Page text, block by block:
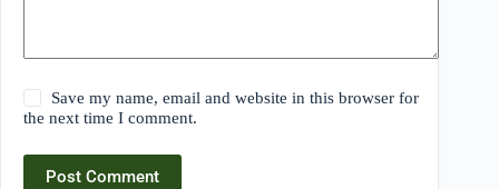
Save my name, email and website in this browser for
the next time I comment.
Post Comment